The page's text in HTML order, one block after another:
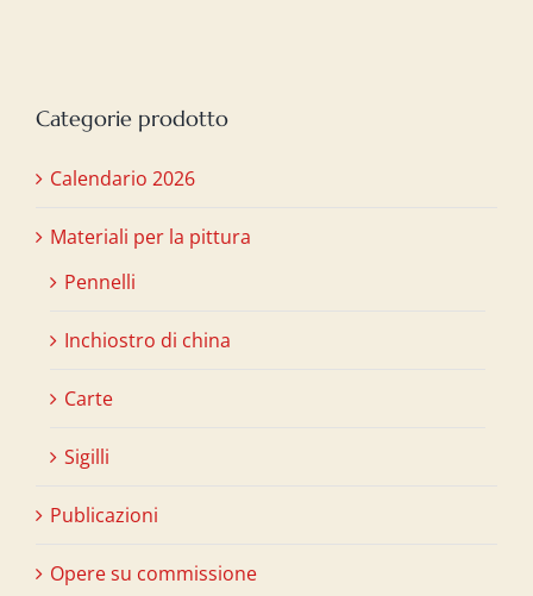
Categorie prodotto
Calendario 2026
Materiali per la pittura
Pennelli
Inchiostro di china
Carte
Sigilli
Publicazioni
Opere su commissione